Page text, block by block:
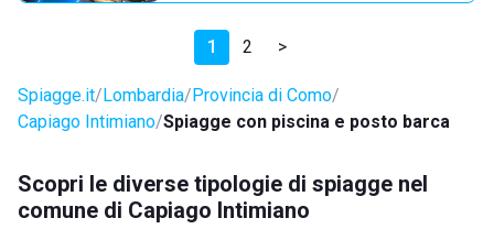
1 2 >
Spiagge.it Lombardia Provincia di Como
Capiago Intimiano Spiagge con piscina e posto barca
Scopri le diverse tipologie di spiagge nel
comune di Capiago Intimiano